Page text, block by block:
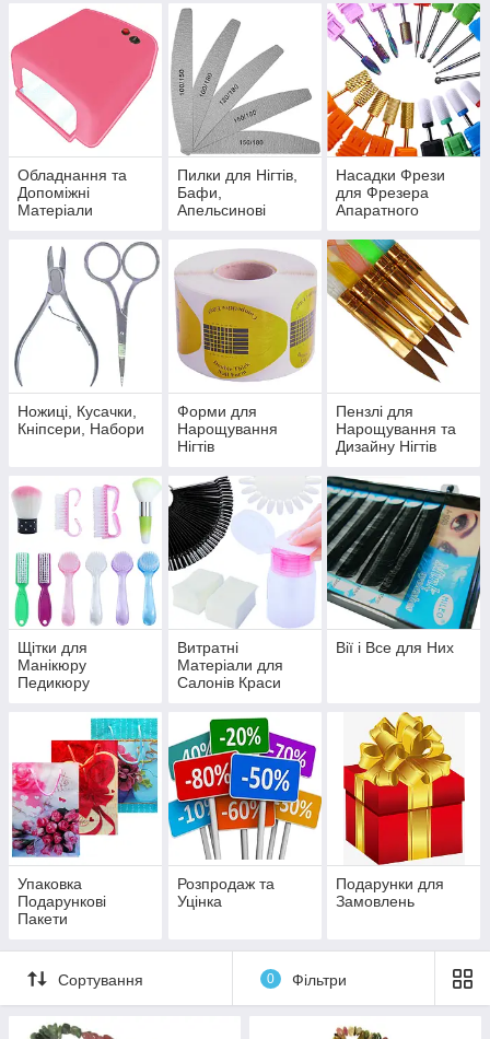
Обладнання та
Допоміжні
Матеріали
Пилки для Нігтів,
Бафи,
Апельсинові
Насадки Фрези
для Фрезера
Апаратного
Педикюру
Ножиці, Кусачки,
Кніпсери, Набори
Форми для
Нарощування
Нігтів
Пензлі для
Нарощування та
Дизайну Нігтів
Щітки для
Манікюру
Педикюру
Витратні
Матеріали для
Салонів Краси
Вії і Все для Них
Упаковка
Подарункові
Пакети
Розпродаж та
Уцінка
Подарунки для
Замовлень
Сортування 0 Фільтри